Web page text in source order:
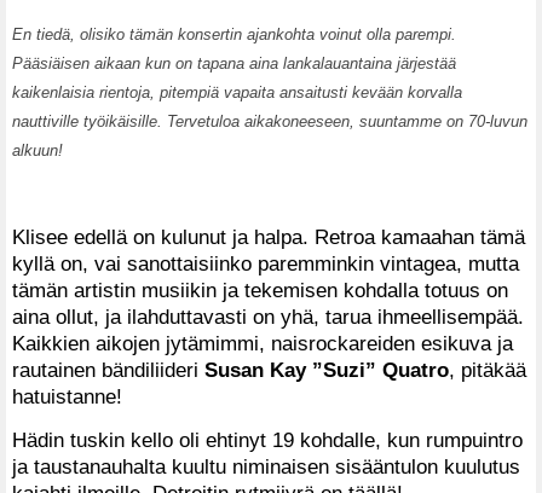
En tiedä, olisiko tämän konsertin ajankohta voinut olla parempi.
Pääsiäisen aikaan kun on tapana aina lankalauantaina järjestää
kaikenlaisia rientoja, pitempiä vapaita ansaitusti kevään korvalla
nauttiville työikäisille. Tervetuloa aikakoneeseen, suuntamme on 70-luvun
alkuun!
Klisee edellä on kulunut ja halpa. Retroa kamaahan tämä
kyllä on, vai sanottaisiinko paremminkin vintagea, mutta
tämän artistin musiikin ja tekemisen kohdalla totuus on
aina ollut, ja ilahduttavasti on yhä, tarua ihmeellisempää.
Kaikkien aikojen jytämimmi, naisrockareiden esikuva ja
rautainen bändiliideri Susan Kay ”Suzi” Quatro, pitäkää
hatuistanne!
Hädin tuskin kello oli ehtinyt 19 kohdalle, kun rumpuintro
ja taustanauhalta kuultu niminaisen sisääntulon kuulutus